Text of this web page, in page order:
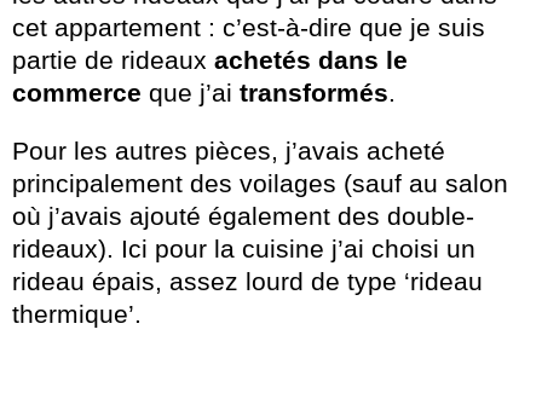
cet appartement : c’est-à-dire que je suis
partie de rideaux achetés dans le
commerce que j’ai transformés
Pour les autres pièces, j’avais acheté
principalement des voilages (sauf au salon
où j’avais ajouté également des double-
rideaux). Ici pour la cuisine j’ai choisi un
rideau épais, assez lourd de type ‘rideau
thermique’.